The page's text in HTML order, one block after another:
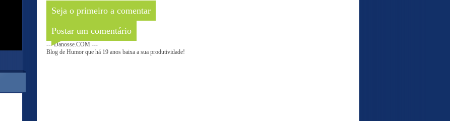
Seja o primeiro a comentar
Postar um comentário
--- Danosse.COM ---
Blog de Humor que há 19 anos baixa a sua produtividade!